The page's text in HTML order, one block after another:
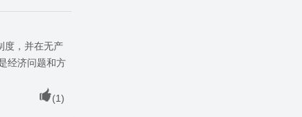
度，并在无产
经济问题和方
(1)